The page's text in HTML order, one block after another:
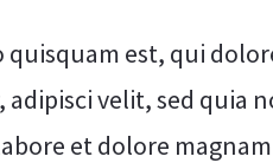
quisquam est, qui
velit, sed quia
et dolore